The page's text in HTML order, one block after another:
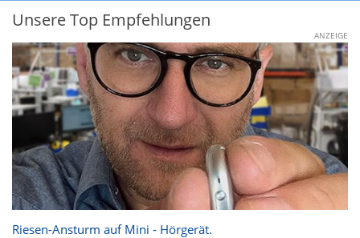
Unsere Top Empfehlungen
ANZEIGE
Riesen-Ansturm auf Mini - Hörgerät.